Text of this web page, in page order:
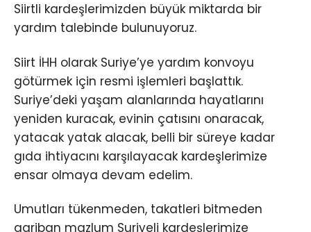
Siirtli kardeşlerimizden büyük miktarda bir
yardım talebinde bulunuyoruz.
Siirt İHH olarak Suriye’ye yardım konvoyu
götürmek için resmi işlemleri başlattık.
Suriye’deki yaşam alanlarında hayatlarını
yeniden kuracak, evinin çatısını onaracak,
yatacak yatak alacak, belli bir süreye kadar
gıda ihtiyacını karşılayacak kardeşlerimize
ensar olmaya devam edelim.
Umutları tükenmeden, takatleri bitmeden
gariban mazlum Suriyeli kardeşlerimize